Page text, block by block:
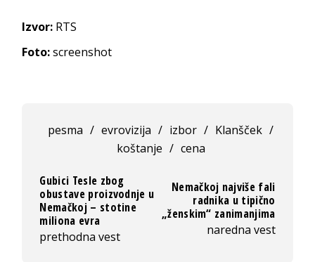
Izvor: RTS
Foto:screenshot
pesma / evrovizija / izbor / Klanšček /
koštanje / cena
Gubici Tesle zbog
obustave proizvodnje u
Nemačkoj – stotine
miliona evra
prethodna vest
Nemačkoj najviše fali
radnika u tipično
„ženskim“ zanimanjima
naredna vest